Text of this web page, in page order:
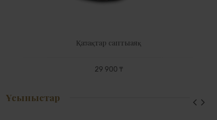
Қазақтар саптыаяқ
29 900 ₸
Ұсыныстар